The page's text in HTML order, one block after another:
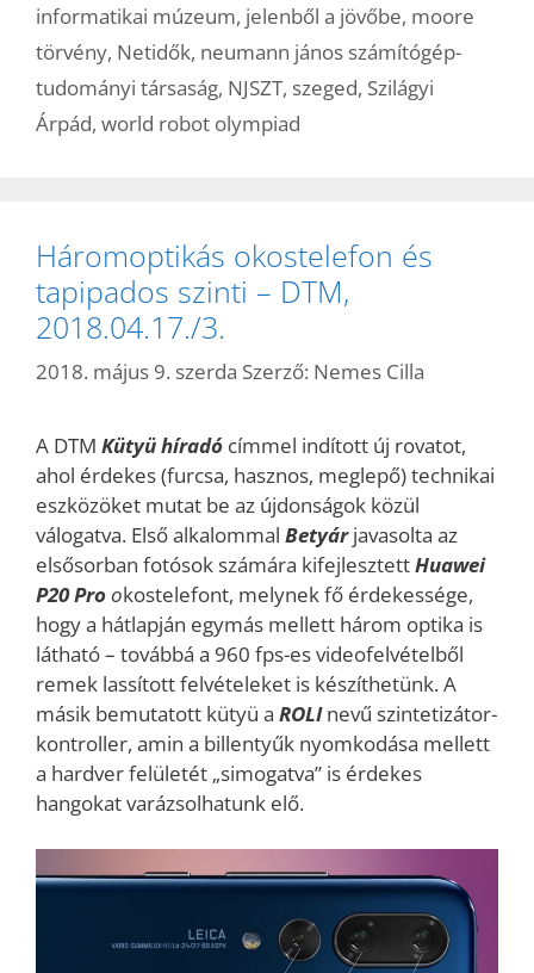
informatikai múzeum, jelenből a jövőbe, moore
törvény, Netidők, neumann jános számítógép-
tudományi társaság, NJSZT, szeged, Szilágyi
Árpád, world robot olympiad
Háromoptikás okostelefon és
tapipados szinti – DTM,
2018.04.17./3.
2018. május 9. szerda Szerző: Nemes Cilla
A DTM Kütyü híradó címmel indított új rovatot,
ahol érdekes (furcsa, hasznos, meglepő) technikai
eszközöket mutat be az újdonságok közül
válogatva. Első alkalommal Betyárjavasolta az
elsősorban fotósok számára kifejlesztettHuawei
P20 Prookostelefont, melynek fő érdekessége,
hogy a hátlapján egymás mellett három optika is
látható – továbbá a 960 fps-es videofelvételből
remek lassított felvételeket is készíthetünk. A
másik bemutatott kütyü a ROLInevű szintetizátor-
kontroller, amin a billentyűk nyomkodása mellett
a hardver felületét „simogatva” is érdekes
hangokat varázsolhatunk elő.